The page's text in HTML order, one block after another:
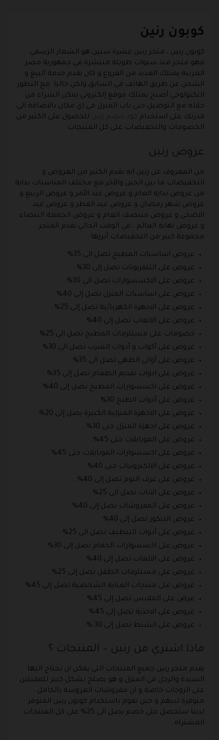
كوبون رنين
كوبون رنين ، متجر رنين عشرة سنين هو الشعار الرسمي
فهو متجر منذ سنوات طويلة منتشرة في جمهورية مصر
العربية يمتلك العديد من الفروع و كان يقدم خدمة البيع و
الشحن عن طريق الهاتف في السابق ولكن حاليا مع التطور
التكنولوجي أصبح يمتلك موقع إلكتروني يمكن الشراء من
خلاله مع التوصيل حتى باب المنزل في اي مكان بالاضافة الى
قدرتك على استخدام كود خصم رنين للحصول على الكثير من
الخصومات والتخفيضات على كل المنتجات .
عروض رنين
من المعروف عن رنين انه يقدم الكثير من العروض و
التخفيضات ما بين الحين والآخر مع مختلف المناسبات بداية
من عروض بداية العام و عروض عيد الأمر و عروض الربيع و
عروض شهر رمضان و عروض عيد الفطر و عروض عيد
الاضحى و عروض منتصف العام و عروض الجمعة البيضاء
و عروض نهاية العالم ، في الوقت الحالي يقدم المتجر
مجموعة كبير من التخفيضات أبرزها :
عروض اساسيات المطبخ تصل الى 35% .
عروض على التلفزيونات تصل إلى 30% .
عروض على الاكسسوارات تصل الى 30% .
عروض على اساسيات المنزل تصل إلى 40% .
عروض على الاجهزة الكهربائية تصل إلى 25% .
عروض على الالعاب تصل إلى 40% .
خصومات على مستلزمات المطبخ تصل الى 25% .
عروض على أكواب و أدوات الشرب تصل الى 30% .
عروض على أواني الطهي تصل الى 35% .
عروض على ادوات تقديم الطعام تصل إلى 35% .
عروض على اكسسوارات المطبخ تصل إلى 40% .
عروض على أدوات الطبخ 30% .
عروض على الاجهزة المنزلية الكبيرة يصل إلى 20% .
عروض على اجهزة المنزل حتى 30% .
عروض على الموبايلات حتى 45% .
عروض على اكسسوارات الموبايلات حتى 45% .
عروض على الالكترونيات حتى 40% .
عروض على غرف النوم تصل إلى 40% .
عروض على الاثاث تصل الى 25% .
عروض على المفروشات تصل إلى 40% .
عروض الديكور تصل إلى 40% .
عروض على أدوات التنظيف تصل الى 25% .
عروض على اكسسوارات الحمام تصل إلى 30% .
عروض على الالعاب تصل إلى 40% .
عروض على مستلزمات الطفل تصل إلى 25% .
عروض على منتجات العناية الشخصية تصل إلى 45% .
عرض على الملابس تصل إلى 45% .
عروض على الاحذية تصل إلى 45% .
عروض على الشنط تصل إلى 30 % .
ماذا اشتري من رنين – المنتجات ؟
يقدم متجر رنين جميع المنتجات التي يمكن ان تحتاج اليها
السيدة والرجل في المنزل و هو يصلح بشكل كبير للمقبلين
على الزوجات خاصة و ان مفروشات العروسة بالكامل
متوفرة لديهم و حين تقوم باستخدام كوبون رنين المتوفر
لدينا ستحصل على خصم يصل الى 25% على كل المنتجات
المشتراه .